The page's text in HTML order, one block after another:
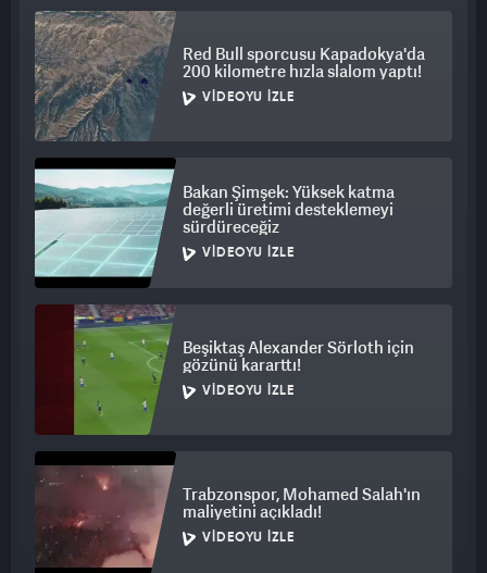
Red Bull sporcusu Kapadokya'da
200 kilometre hızla slalom yaptı!
VIDEOYU İZLE
Bakan Şimşek: Yüksek katma
değerli üretimi desteklemeyi
sürdüreceğiz
VIDEOYU İZLE
Beşiktaş Alexander Sörloth için
gözünü kararttı!
VIDEOYU İZLE
Trabzonspor, Mohamed Salah'ın
maliyetini açıkladı!
VIDEOYU İZLE